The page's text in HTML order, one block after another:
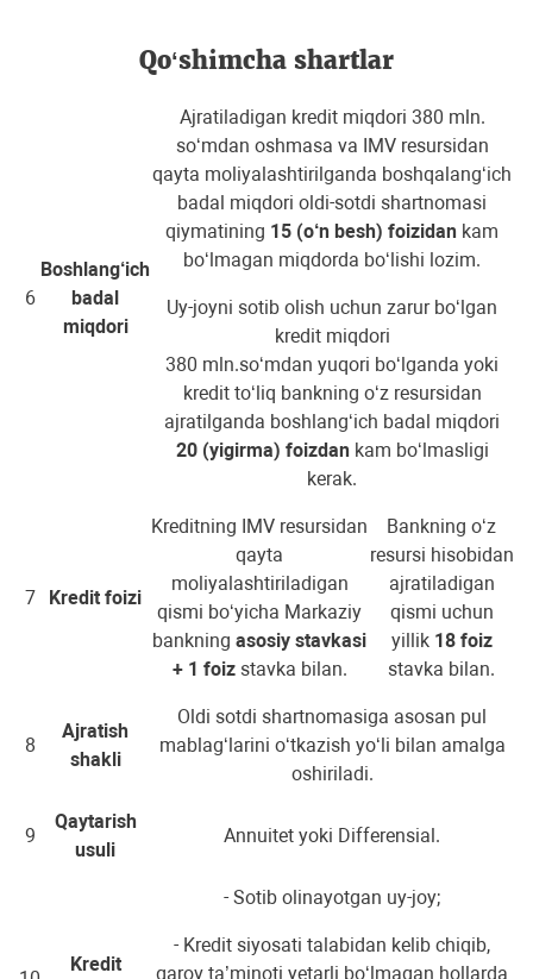
Qo‘shimcha shartlar
6
Boshlang‘ich
badal
miqdori
Ajratiladigan kredit miqdori 380 mln.
so‘mdan oshmasa va IMV resursidan
qayta moliyalashtirilganda boshqalang‘ich
badal miqdori oldi-sotdi shartnomasi
qiymatining 15 (o‘n besh) foizidan kam
bo‘lmagan miqdorda bo‘lishi lozim.
Uy-joyni sotib olish uchun zarur bo‘lgan
kredit miqdori
380 mln.so‘mdan yuqori bo‘lganda yoki
kredit to‘liq bankning o‘z resursidan
ajratilganda boshlang‘ich badal miqdori
20 (yigirma) foizdankam bo‘lmasligi
kerak.
7 Kredit foizi
Kreditning IMV resursidan
qayta
moliyalashtiriladigan
qismi bo‘yicha Markaziy
bankning asosiy stavkasi
+ 1 foizstavka bilan.
Bankning o‘z
resursi hisobidan
ajratiladigan
qismi uchun
yillik 18 foiz
stavka bilan.
8
Ajratish
shakli
Oldi sotdi shartnomasiga asosan pul
mablag‘larini o‘tkazish yo‘li bilan amalga
oshiriladi.
9
Qaytarish
usuli
Annuitet yoki Differensial.
Kredit
- Sotib olinayotgan uy-joy;
- Kredit siyosati talabidan kelib chiqib,
garov ta’minoti yetarli bo‘lmagan hollarda